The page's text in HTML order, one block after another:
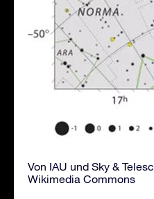
Von IAU und Sky &
Wikimedia Commons